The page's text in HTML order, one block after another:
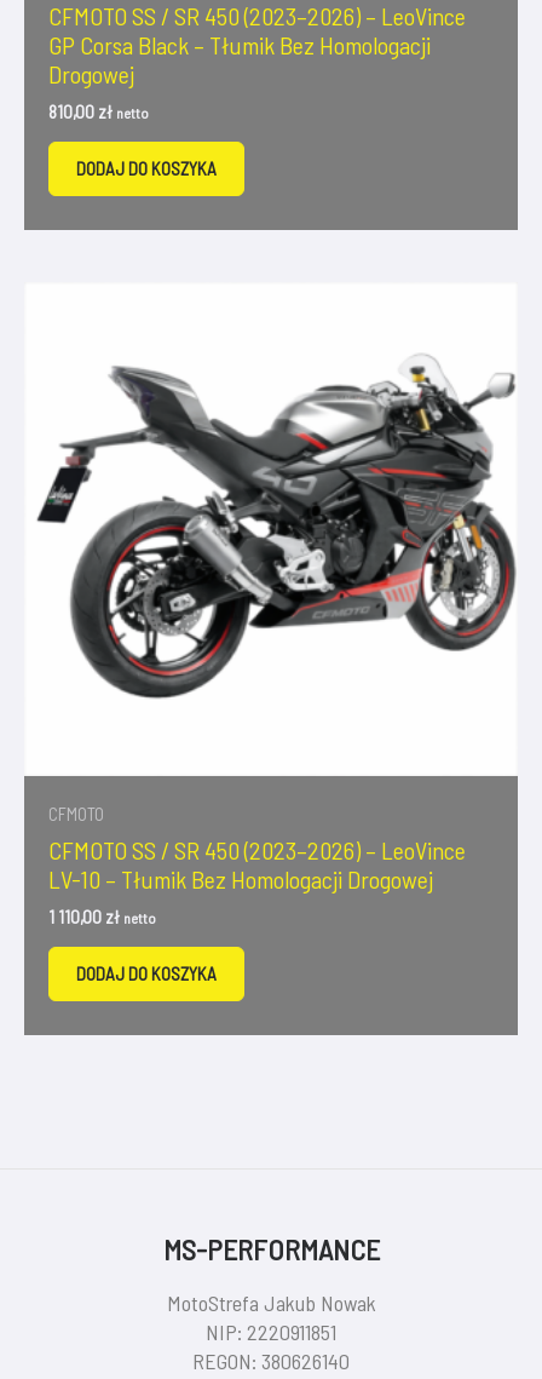
CFMOTO SS / SR 450 (2023–2026) – LeoVince
GP Corsa Black – Tłumik Bez Homologacji
Drogowej
810,00 zł netto
DODAJ DO KOSZYKA
CFMOTO
CFMOTO SS / SR 450 (2023–2026) – LeoVince
LV-10 – Tłumik Bez Homologacji Drogowej
1 110,00 zł netto
DODAJ DO KOSZYKA
MS-PERFORMANCE
MotoStrefa Jakub Nowak
NIP: 2220911851
REGON: 380626140